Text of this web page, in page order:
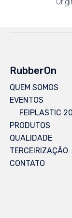
RubberOn
QUEM SOMOS
EVENTOS
FEIPLASTIC
PRODUTOS
QUALIDADE
TERCEIRIZAÇÃO
CONTATO